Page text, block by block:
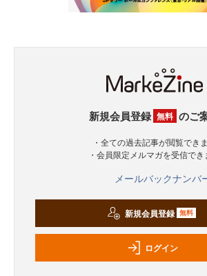
新規会員登録 無料 のご
・全ての過去記事が閲覧でき
・会員限定メルマガを受信でき
メールバックナンバ
新規会員登録 無料
ログイン